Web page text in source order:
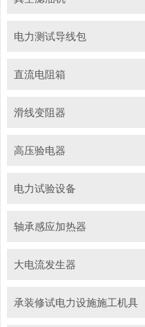
电力测试导线包
直流电阻箱
滑线变阻器
高压验电器
电力试验设备
轴承感应加热器
大电流发生器
承装修试电力设施施工机具